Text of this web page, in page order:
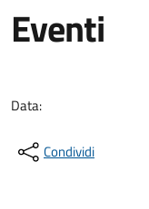
Eventi
Data:
Condividi